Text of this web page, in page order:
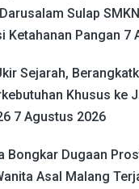
Sulap
Ketahanan Pangan 7
Sejarah,
Khusus ke
7 Agustus 2026
Bongkar Dugaan
Asal Malang